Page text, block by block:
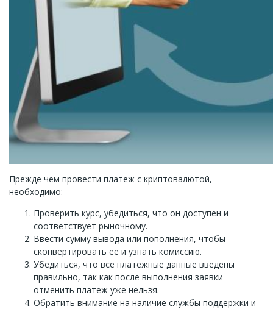
Прежде чем провести платеж с криптовалютой,
необходимо:
Проверить курс, убедиться, что он доступен и
соответствует рыночному.
Ввести сумму вывода или пополнения, чтобы
сконвертировать ее и узнать комиссию.
Убедиться, что все платежные данные введены
правильно, так как после выполнения заявки
отменить платеж уже нельзя.
Обратить внимание на наличие службы поддержки и